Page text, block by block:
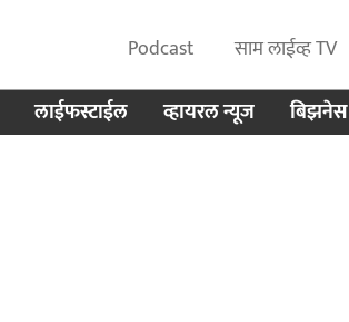
Podcast साम लाईव्ह TV
लाईफस्टाईल व्हायरल न्यूज बिझनेस